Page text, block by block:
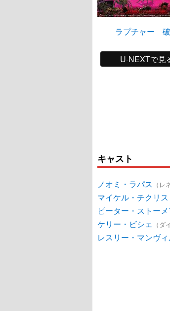
ラプチャー
U-NEXTで見
キャスト
ノオミ・ラパス （レ
マイケル・チクリス
ピーター・ストー
ケリー・ビシェ （ダ
レスリー・マンヴ